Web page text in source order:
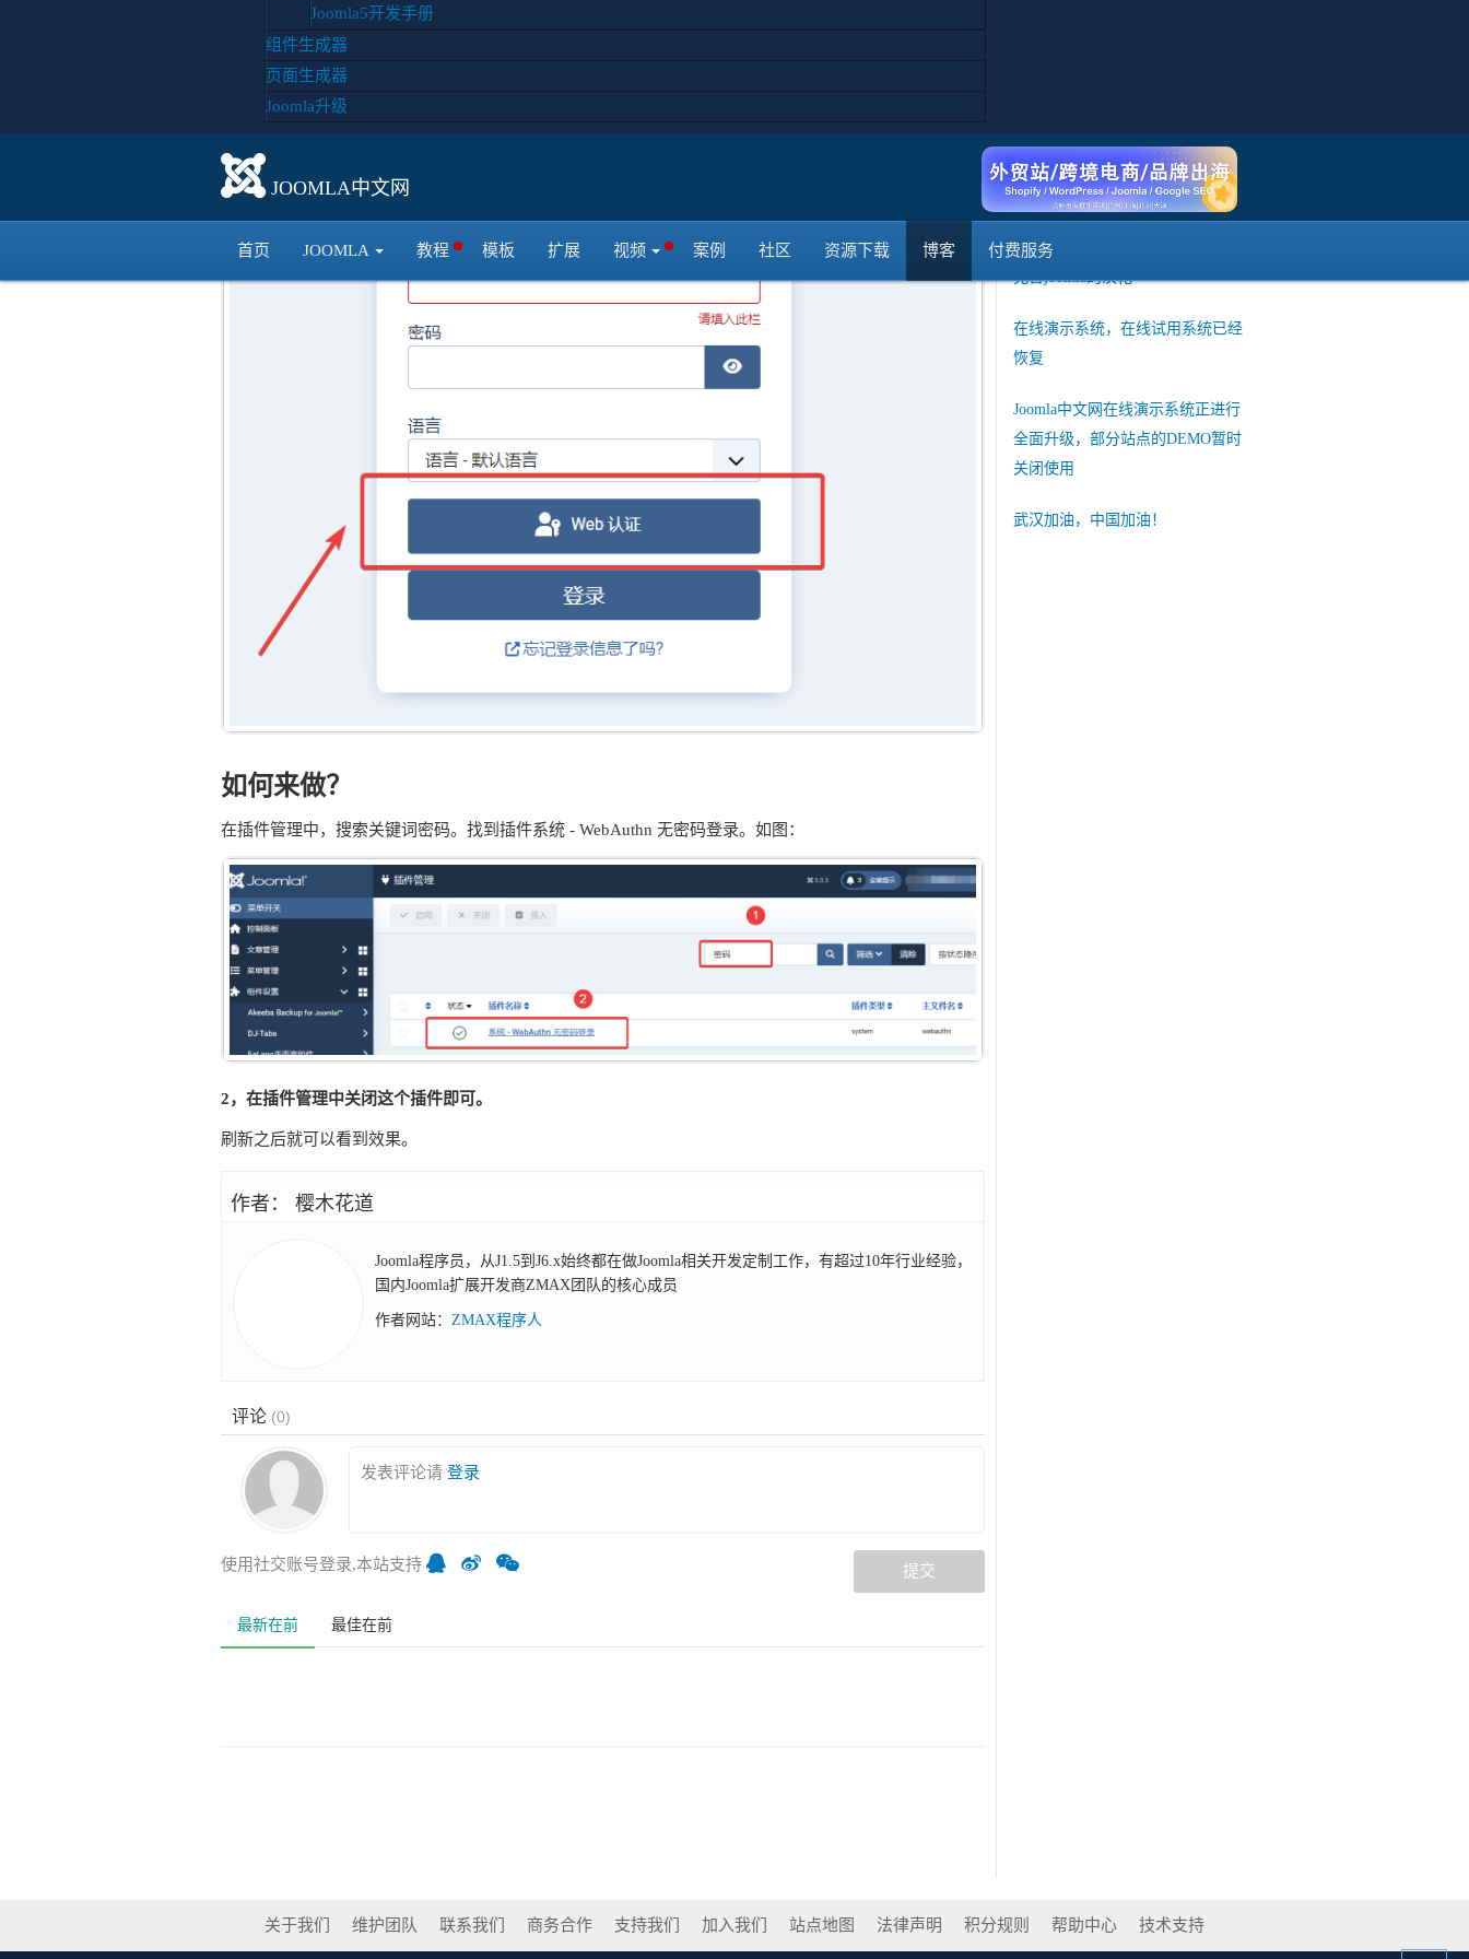
Joomla5开发手册
组件生成器
页面生成器
Joomla升级
JOOMLA中文网
首页 JOOMLA 教程 模板 扩展 视频 案例 社区 资源下载 博客 付费服务
关闭后台登录的web认证
如何来做？
在插件管理中，搜索关键词密码。找到插件系统 - WebAuthn 无密码登录。如图：
2，在插件管理中关闭这个插件即可。
刷新之后就可以看到效果。
作者： 樱木花道
Joomla程序员，从J1.5到J6.x始终都在做Joomla相关开发定制工作，有超过10年行业经验，
国内Joomla扩展开发商ZMAX团队的核心成员
作者网站： ZMAX程序人
评论 (0)
发表评论请 登录
使用社交账号登录,本站支持 提交
最新在前 最佳在前
菜单保存的时候提示出错
joomla官方发布 3.10 Alpha3版本
完善joomla的汉化
在线演示系统，在线试用系统已经
恢复
Joomla中文网在线演示系统正进行
全面升级，部分站点的DEMO暂时
关闭使用
武汉加油，中国加油！
关于我们 维护团队 联系我们 商务合作 支持我们 加入我们 站点地图 法律声明 积分规则 帮助中心 技术支持